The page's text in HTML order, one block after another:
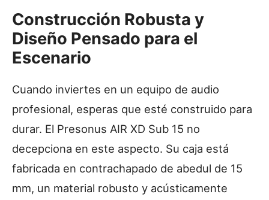
Construcción Robusta y
Diseño Pensado para el
Escenario
Cuando inviertes en un equipo de audio
profesional, esperas que esté construido para
durar. El Presonus AIR XD Sub 15 no
decepciona en este aspecto. Su caja está
fabricada en contrachapado de abedul de 15
mm, un material robusto y acústicamente